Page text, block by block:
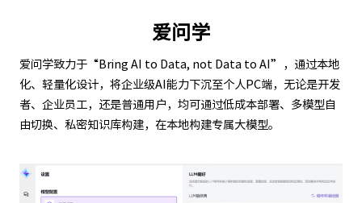
爱问学
爱问学致力于“Bring AI to Data, not Data to AI”，通过本地
化、轻量化设计，将企业级AI能力下沉至个人PC端，无论是开发
者、企业员工，还是普通用户，均可通过低成本部署、多模型自
由切换、私密知识库构建，在本地构建专属大模型。